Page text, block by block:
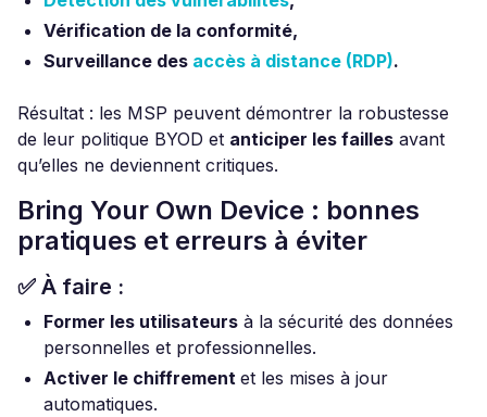
Vérification de la conformité,
Surveillance des accès à distance (RDP).
Résultat : les MSP peuvent démontrer la robustesse
de leur politique BYOD et anticiper les failles avant
qu’elles ne deviennent critiques.
Bring Your Own Device : bonnes
pratiques et erreurs à éviter
✅ À faire :
Former les utilisateurs à la sécurité des données
personnelles et professionnelles.
Activer le chiffrement et les mises à jour
automatiques.